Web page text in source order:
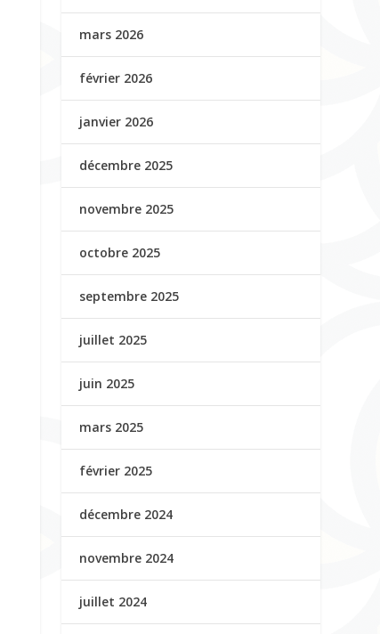
mars 2026
février 2026
janvier 2026
décembre 2025
novembre 2025
octobre 2025
septembre 2025
juillet 2025
juin 2025
mars 2025
février 2025
décembre 2024
novembre 2024
juillet 2024